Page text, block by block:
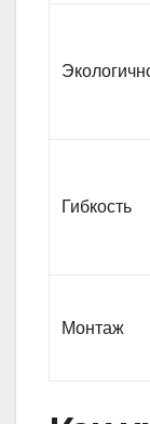
Гибкость
Монтаж